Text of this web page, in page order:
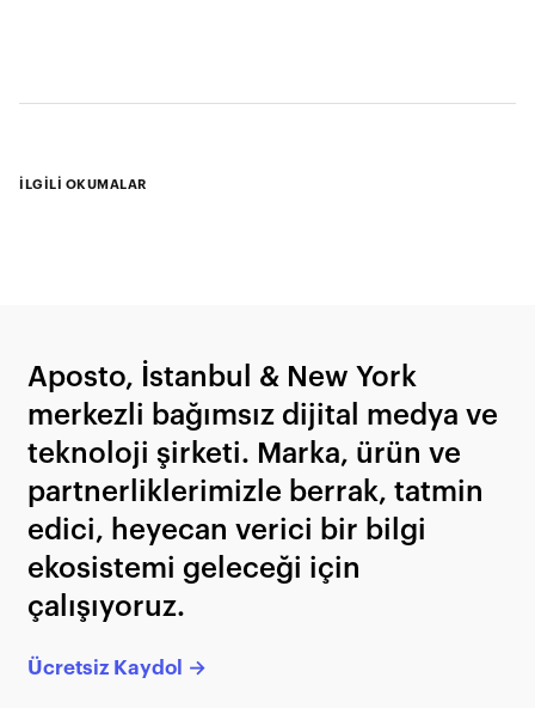
İLGİLİ OKUMALAR
Aposto, İstanbul & New York
merkezli bağımsız dijital medya ve
teknoloji şirketi. Marka, ürün ve
partnerliklerimizle berrak, tatmin
edici, heyecan verici bir bilgi
ekosistemi geleceği için
çalışıyoruz.
Ücretsiz Kaydol →